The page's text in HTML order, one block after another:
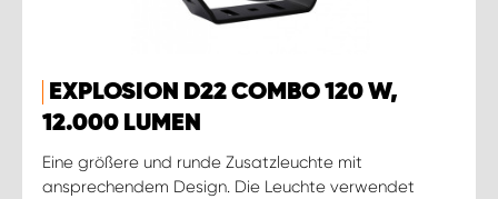
EXPLOSION D22 COMBO 120 W,
12.000 LUMEN
Eine größere und runde Zusatzleuchte mit
ansprechendem Design. Die Leuchte verwendet